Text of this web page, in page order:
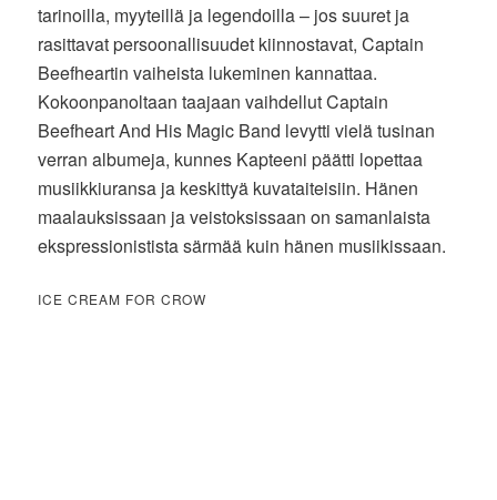
tarinoilla, myyteillä ja legendoilla – jos suuret ja
rasittavat persoonallisuudet kiinnostavat, Captain
Beefheartin vaiheista lukeminen kannattaa.
Kokoonpanoltaan taajaan vaihdellut Captain
Beefheart And His Magic Band levytti vielä tusinan
verran albumeja, kunnes Kapteeni päätti lopettaa
musiikkiuransa ja keskittyä kuvataiteisiin. Hänen
maalauksissaan ja veistoksissaan on samanlaista
ekspressionistista särmää kuin hänen musiikissaan.
ICE CREAM FOR CROW